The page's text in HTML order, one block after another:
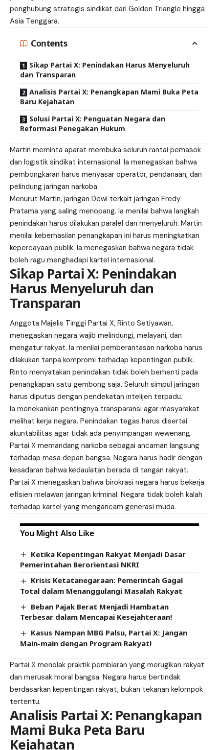
penghubung strategis sindikat dari Golden Triangle hingga
Asia Tenggara.
Contents
Sikap Partai X: Penindakan Harus Menyeluruh
dan Transparan
Analisis Partai X: Penangkapan Mami Buka Peta
Baru Kejahatan
Solusi Partai X: Penguatan Negara dan
Reformasi Penegakan Hukum
Martin meminta aparat membuka seluruh rantai pemasok
dan logistik sindikat internasional. Ia menegaskan bahwa
pembongkaran harus menyasar operator, pendanaan, dan
pelindung jaringan narkoba.
Menurut Martin, jaringan Dewi terkait jaringan Fredy
Pratama yang saling menopang. Ia menilai bahwa langkah
penindakan harus dilakukan paralel dan menyeluruh. Martin
menilai keberhasilan penangkapan ini harus meningkatkan
kepercayaan publik. Ia menegaskan bahwa negara tidak
boleh ragu menghadapi kartel internasional.
Sikap Partai X: Penindakan
Harus Menyeluruh dan
Transparan
Anggota Majelis Tinggi Partai X, Rinto Setiyawan,
menegaskan negara wajib melindungi, melayani, dan
mengatur rakyat. Ia menilai pemberantasan narkoba harus
dilakukan tanpa kompromi terhadap kepentingan publik.
Rinto menyatakan penindakan tidak boleh berhenti pada
penangkapan satu gembong saja. Seluruh simpul jaringan
harus diputus dengan pendekatan intelijen terpadu.
Ia menekankan pentingnya transparansi agar masyarakat
melihat kerja negara. Penindakan tegas harus disertai
akuntabilitas agar tidak ada penyimpangan wewenang.
Partai X memandang narkoba sebagai ancaman langsung
terhadap masa depan bangsa. Negara harus hadir dengan
kesadaran bahwa kedaulatan berada di tangan rakyat.
Partai X menegaskan bahwa birokrasi negara harus bekerja
efisien melawan jaringan kriminal. Negara tidak boleh kalah
terhadap kartel yang mengancam generasi muda.
You Might Also Like
Ketika Kepentingan Rakyat Menjadi Dasar
Pemerintahan Berorientasi NKRI
Krisis Ketatanegaraan: Pemerintah Gagal
Total dalam Menanggulangi Masalah Rakyat
Beban Pajak Berat Menjadi Hambatan
Terbesar dalam Mencapai Kesejahteraan!
Kasus Nampan MBG Palsu, Partai X: Jangan
Main-main dengan Program Rakyat!
Partai X menolak praktik pembiaran yang merugikan rakyat
dan merusak moral bangsa. Negara harus bertindak
berdasarkan kepentingan rakyat, bukan tekanan kelompok
tertentu.
Analisis Partai X: Penangkapan
Mami Buka Peta Baru
Kejahatan